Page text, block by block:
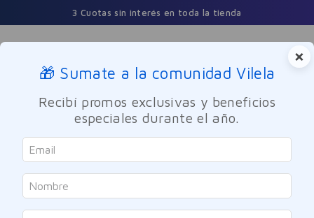
3 Cuotas sin interés en toda la tienda
Buscar
Cuidado Oral Enjuage bucal
Colgate
×
🎁 Sumate a la comunidad Vilela
Recibí promos exclusivas y beneficios
especiales durante el año.